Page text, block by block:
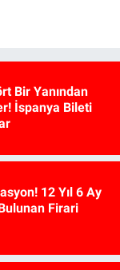
Bir Yanından
İspanya Bileti
12 Yıl 6 Ay
Firari